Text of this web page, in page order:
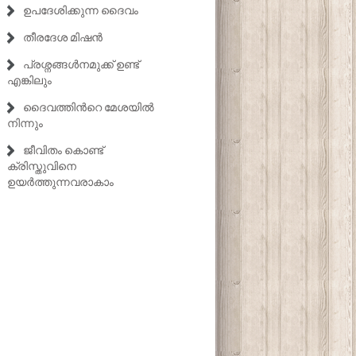
ഉപദേശിക്കുന്ന ദൈവം
തീരദേശ മിഷൻ
പ്രശ്നങ്ങൾനമുക്ക് ഉണ്ട്
എങ്കിലും
ദൈവത്തിൻറെ മേശയിൽ
നിന്നും
ജീവിതം കൊണ്ട്
ക്രിസ്തുവിനെ
ഉയർത്തുന്നവരാകാം